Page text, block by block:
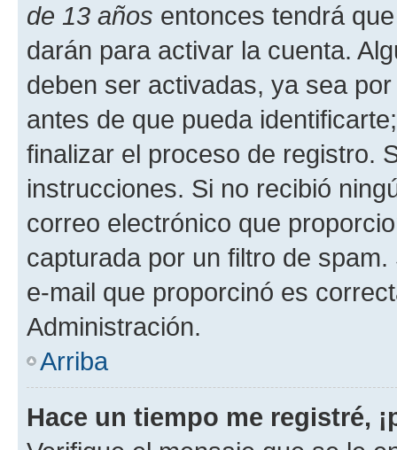
de 13 años entonces tendrá
darán para activar la cuenta.
deben ser activadas, ya sea
antes de que pueda
finalizar el proceso de registro.
instrucciones. Si no recibió
correo electrónico que
capturada por un filtro de
e-mail que proporcinó es
Administración.
Arriba
Hace un tiempo me registré,